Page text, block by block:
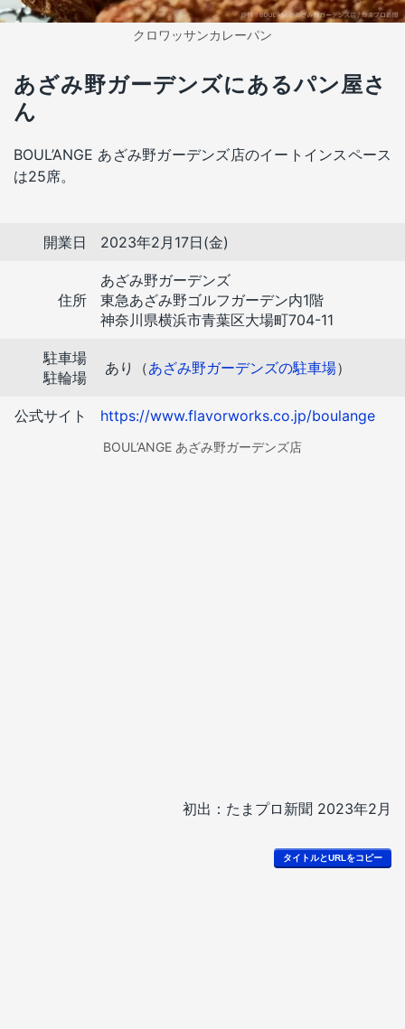
クロワッサンカレーパン
あざみ野ガーデンズにあるパン屋さ
ん
BOUL’ANGE あざみ野ガーデンズ店のイートインスペース
は25席。
開業日 2023年2月17日(金)
住所
あざみ野ガーデンズ
東急あざみ野ゴルフガーデン内1階
神奈川県横浜市青葉区大場町704-11
駐車場
駐輪場
あり（あざみ野ガーデンズの駐車場）
公式サイト https://www.flavorworks.co.jp/boulange
BOUL’ANGE あざみ野ガーデンズ店
初出：たまプロ新聞 2023年2月
タイトルとURLをコピー